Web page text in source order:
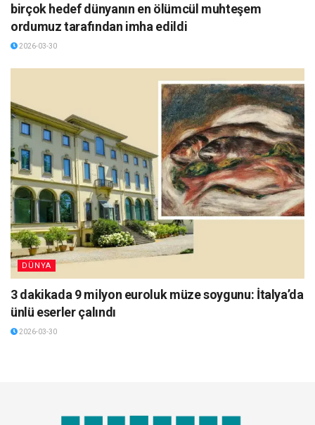
birçok hedef dünyanın en ölümcül muhteşem
ordumuz tarafından imha edildi
2026-03-30
DÜNYA
3 dakikada 9 milyon euroluk müze soygunu: İtalya’da
ünlü eserler çalındı
2026-03-30